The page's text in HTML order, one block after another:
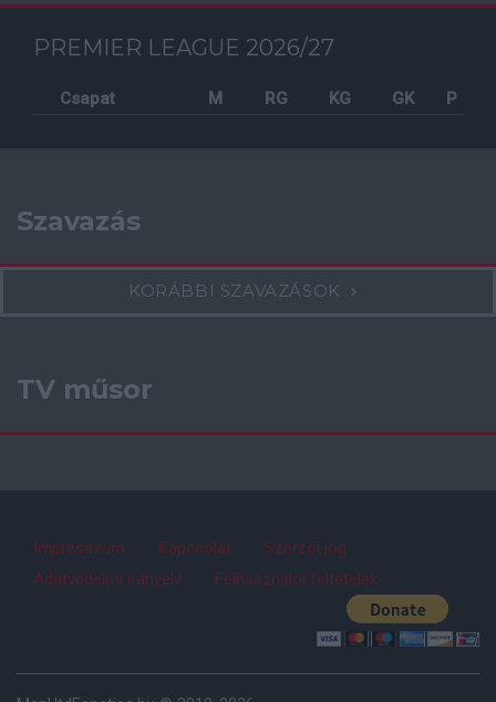
PREMIER LEAGUE 2026/27
Csapat M RG KG GK P
Szavazás
KORÁBBI SZAVAZÁSOK
TV műsor
Impresszum Kapcsolat
Szerzői jog
Adatvédelmi irányelv
Felhasználói feltételek